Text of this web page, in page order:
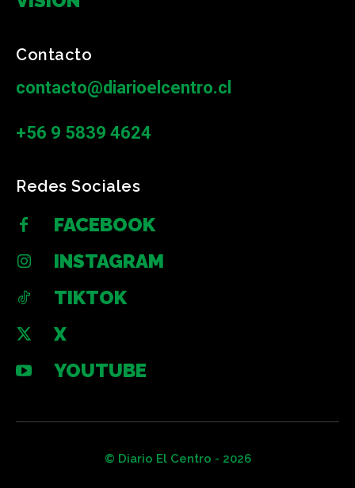
Contacto
contacto@diarioelcentro.cl
+56 9 5839 4624
Redes Sociales
FACEBOOK
INSTAGRAM
TIKTOK
X
YOUTUBE
© Diario El Centro - 2026